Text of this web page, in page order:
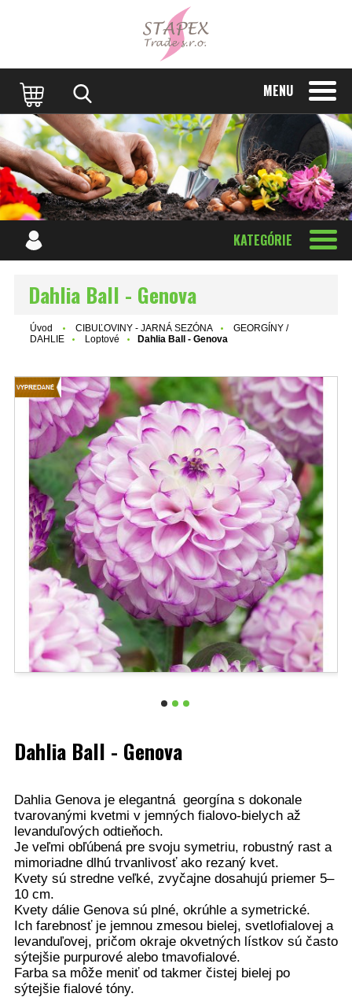
MENU
KATEGÓRIE
Dahlia Ball - Genova
Úvod CIBUĽOVINY - JARNÁ SEZÓNA
GEORGÍNY /
DAHLIE
Loptové Dahlia Ball - Genova
Dahlia Ball - Genova
Dahlia Genova je elegantná georgína s dokonale
tvarovanými kvetmi v jemných fialovo-bielych až
levanduľových odtieňoch.
Je veľmi obľúbená pre svoju symetriu, robustný rast a
mimoriadne dlhú trvanlivosť ako rezaný kvet.
Kvety sú stredne veľké, zvyčajne dosahujú priemer 5–
10 cm.
Kvety dálie Genova sú plné, okrúhle a symetrické.
Ich farebnosť je jemnou zmesou bielej, svetlofialovej a
levanduľovej, pričom okraje okvetných lístkov sú často
sýtejšie purpurové alebo tmavofialové.
Farba sa môže meniť od takmer čistej bielej po
sýtejšie fialové tóny.